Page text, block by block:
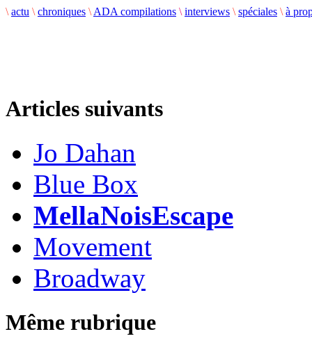
\ actu \ chroniques \ ADA compilations \ interviews \ spéciales \ à
Articles suivants
Jo Dahan
Blue Box
MellaNoisEscape
Movement
Broadway
Même rubrique